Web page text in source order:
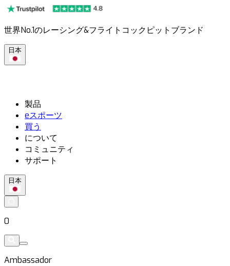
世界No.1のレーシング&フライトコックピットブランド
日本
製品
eスポーツ
買う
について
コミュニティ
サポート
日本
0
Ambassador